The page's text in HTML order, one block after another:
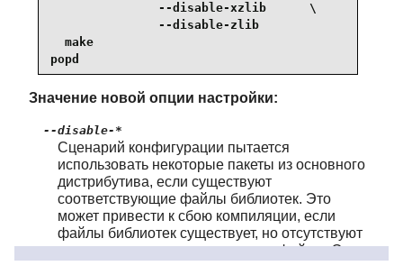
               --disable-xzlib      \
               --disable-zlib
  make
popd
Значение новой опции настройки:
--disable-*
Сценарий конфигурации пытается
использовать некоторые пакеты из основного
дистрибутива, если существуют
соответствующие файлы библиотек. Это
может привести к сбою компиляции, если
файлы библиотек существует, но отсутствуют
соответствующие заголовочные файлы. Эти